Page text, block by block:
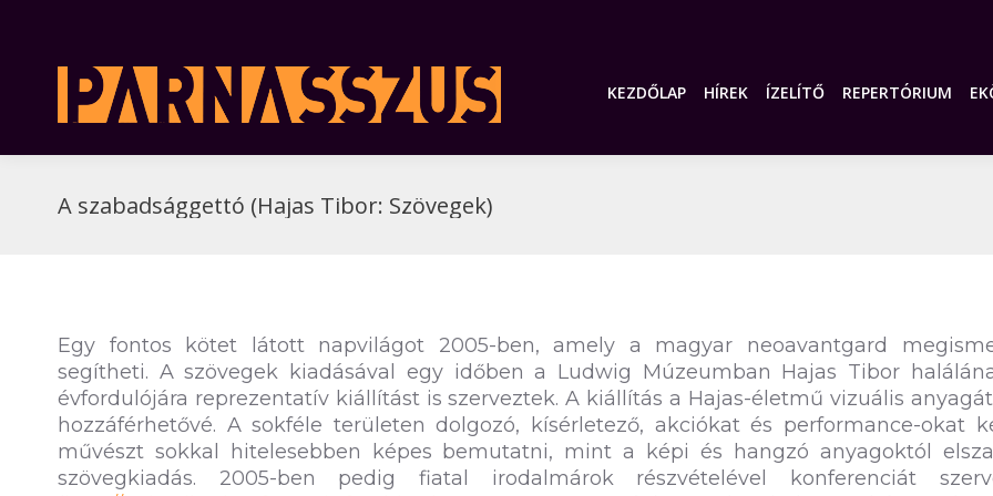
KEZDŐLAP HÍREK ÍZELÍTŐ REPERTÓRIUM
A szabadsággettó (Hajas Tibor: Szövegek)
Egy fontos kötet látott napvilágot 2005-ben, amely a magyar neoavantgard
segítheti. A szövegek kiadásával egy időben a Ludwig Múzeumban Hajas Tibor
évfordulójára reprezentatív kiállítást is szerveztek. A kiállítás a Hajas-életmű vizuális
hozzáférhetővé. A sokféle területen dolgozó, kísérletező, akciókat és performance-okat
művészt sokkal hitelesebben képes bemutatni, mint a képi és hangzó anyagoktól
szövegkiadás. 2005-ben pedig fiatal irodalmárok részvételével konferenciát